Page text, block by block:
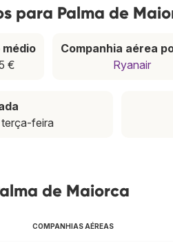
para Palma de
€
Companhia aérea
Ryanair
terça-feira
de Maiorca
COMPANHIAS AÉREAS